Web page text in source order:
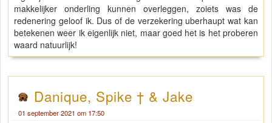
makkelijker onderling kunnen overleggen, zoiets was de
redenering geloof ik. Dus of de verzekering uberhaupt wat kan
betekenen weer ik eigenlijk niet, maar goed het is het proberen
waard natuurlijk!
Danique, Spike † & Jake
01 september 2021 om 17:50